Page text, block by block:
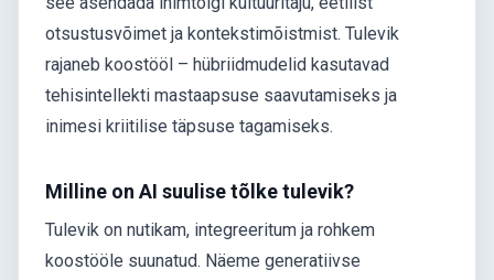
otsustusvõimet ja kontekstimõistmist. Tulevik
rajaneb koostööl – hübriidmudelid kasutavad
tehisintellekti mastaapsuse saavutamiseks ja
inimesi kriitilise täpsuse tagamiseks.
Milline on AI suulise tõlke tulevik?
Tulevik on nutikam, integreeritum ja rohkem
koostööle suunatud. Näeme generatiivse